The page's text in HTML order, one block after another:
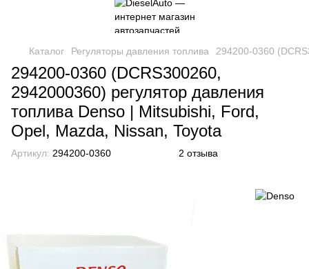
Каталог Регуляторы давления топлива 294200-0360
294200-0360 (DCRS300260,
2942000360) регулятор давления
топлива Denso | Mitsubishi, Ford,
Opel, Mazda, Nissan, Toyota
Артикул: 294200-0360 2 отзыва